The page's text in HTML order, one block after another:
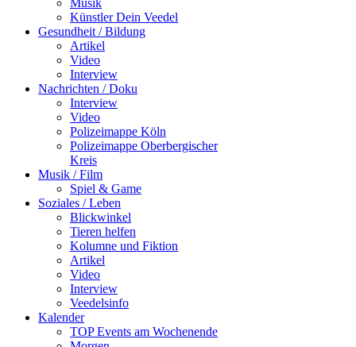
Musik
Künstler Dein Veedel
Gesundheit / Bildung
Artikel
Video
Interview
Nachrichten / Doku
Interview
Video
Polizeimappe Köln
Polizeimappe Oberbergischer
Kreis
Musik / Film
Spiel & Game
Soziales / Leben
Blickwinkel
Tieren helfen
Kolumne und Fiktion
Artikel
Video
Interview
Veedelsinfo
Kalender
TOP Events am Wochenende